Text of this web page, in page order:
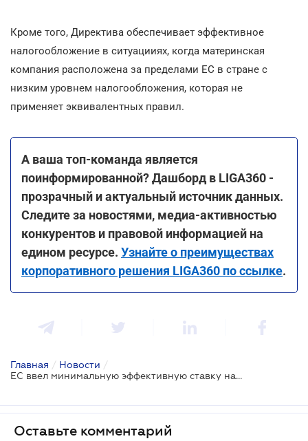
Кроме того, Директива обеспечивает эффективное
налогообложение в ситуацииях, когда материнская
компания расположена за пределами ЕС в стране с
низким уровнем налогообложения, которая не
применяет эквивалентных правил.
А ваша топ-команда является
поинформированной? Дашборд в LIGA360 -
прозрачный и актуальный источник данных.
Следите за новостями, медиа-активностью
конкурентов и правовой информацией на
едином ресурсе. Узнайте о преимуществах
корпоративного решения LIGA360 по ссылке.
Главная / Новости /
ЕС ввел минимальную эффективную ставку налогообложения 15% для транснациональных компаний
Оставьте комментарий